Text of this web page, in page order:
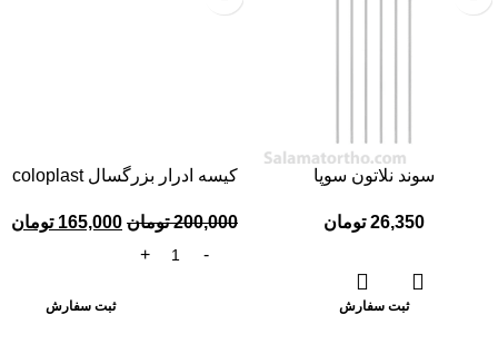
سوند نلاتون سوپا
26,350 تومان
ثبت سفارش
کیسه ادرار بزرگسال coloplast
200,000 تومان 165,000 تومان
ثبت سفارش